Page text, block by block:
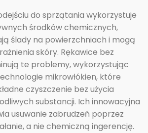
do sprzątania wykorzystuje
środków chemicznych,
ślady na powierzchniach i mogą
skóry. Rękawice bez
te problemy, wykorzystując
mikrowłókien, które
czyszczenie bez użycia
substancji. Ich innowacyjna
usuwanie zabrudzeń poprzez
a nie chemiczną ingerencję.